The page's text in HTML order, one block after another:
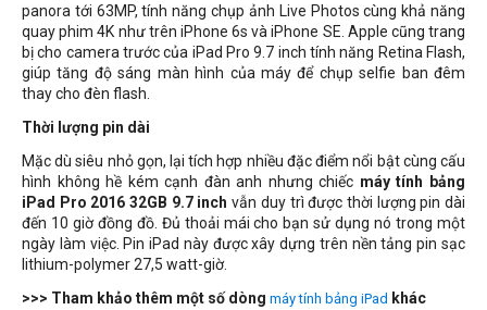
panora tới 63MP, tính năng chụp ảnh Live Photos cùng khả năng
quay phim 4K như trên iPhone 6s và iPhone SE. Apple cũng trang
bị cho camera trước của iPad Pro 9.7 inch tính năng Retina Flash,
giúp tăng độ sáng màn hình của máy để chụp selfie ban đêm
thay cho đèn flash.
Thời lượng pin dài
Mặc dù siêu nhỏ gọn, lại tích hợp nhiều đặc điểm nổi bật cùng cấu
hình không hề kém cạnh đàn anh nhưng chiếc máy tính bảng
iPad Pro 2016 32GB 9.7 inchvẫn duy trì được thời lượng pin dài
đến 10 giờ đồng đồ. Đủ thoải mái cho bạn sử dụng nó trong một
ngày làm việc. Pin iPad này được xây dựng trên nền tảng pin sạc
lithium-polymer 27,5 watt-giờ.
>>> Tham khảo thêm một số dòng máy tính bảng iPad khác